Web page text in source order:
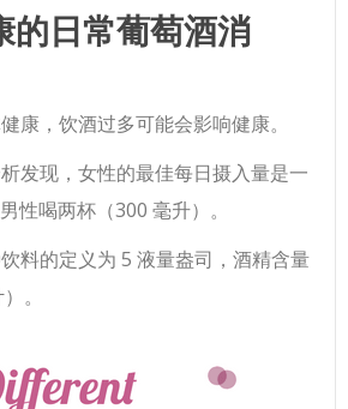
的日常葡萄酒消
康，饮酒过多可能会影响健康。
发现，女性的最佳每日摄入量是一
性喝两杯（300 毫升）。
料的定义为 5 液量盎司，酒精含量
。